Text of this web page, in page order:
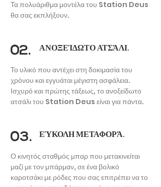
& ΕΚΔΗΛΩΣΕΙΣ
Τα πολυάριθμα μοντέλα του Station Deus
θα σας εκπλήξουν.
02. ΑΝΟΞΕΊΔΩΤΟ ΑΤΣΆΛΙ.
Το υλικό που αντέχει στη δοκιμασία του
χρόνου και εγγυάται μέγιστη ασφάλεια.
Ισχυρό και πρώτης τάξεως, το ανοξείδωτο
ατσάλι του Station Deus είναι για πάντα.
03. ΕΎΚΟΛΗ ΜΕΤΑΦΟΡΆ.
Ο κινητός σταθμός μπαρ που μετακινείται
μαζί με τον μπάρμαν, σε ένα βολικό
καροτσάκι με ρόδες που σας επιτρέπει να το